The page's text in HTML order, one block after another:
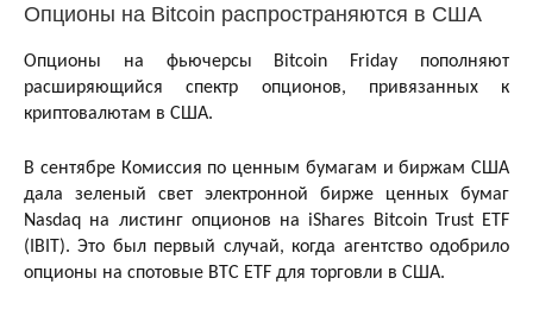
Опционы на Bitcoin распространяются в США
Опционы на фьючерсы Bitcoin Friday пополняют
расширяющийся спектр опционов, привязанных к
криптовалютам в США.
В сентябре Комиссия по ценным бумагам и биржам США
дала зеленый свет электронной бирже ценных бумаг
Nasdaq на листинг опционов на iShares Bitcoin Trust ETF
(IBIT). Это был первый случай, когда агентство одобрило
опционы на спотовые BTC ETF для торговли в США.